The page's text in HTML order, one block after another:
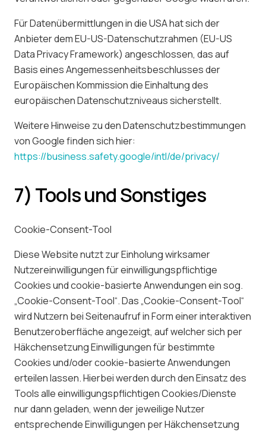
Für Datenübermittlungen in die USA hat sich der
Anbieter dem EU-US-Datenschutzrahmen (EU-US
Data Privacy Framework) angeschlossen, das auf
Basis eines Angemessenheitsbeschlusses der
Europäischen Kommission die Einhaltung des
europäischen Datenschutzniveaus sicherstellt.
Weitere Hinweise zu den Datenschutzbestimmungen
von Google finden sich hier:
https://business.safety.google/intl/de/privacy/
7) Tools und Sonstiges
Cookie-Consent-Tool
Diese Website nutzt zur Einholung wirksamer
Nutzereinwilligungen für einwilligungspflichtige
Cookies und cookie-basierte Anwendungen ein sog.
„Cookie-Consent-Tool“. Das „Cookie-Consent-Tool“
wird Nutzern bei Seitenaufruf in Form einer interaktiven
Benutzeroberfläche angezeigt, auf welcher sich per
Häkchensetzung Einwilligungen für bestimmte
Cookies und/oder cookie-basierte Anwendungen
erteilen lassen. Hierbei werden durch den Einsatz des
Tools alle einwilligungspflichtigen Cookies/Dienste
nur dann geladen, wenn der jeweilige Nutzer
entsprechende Einwilligungen per Häkchensetzung